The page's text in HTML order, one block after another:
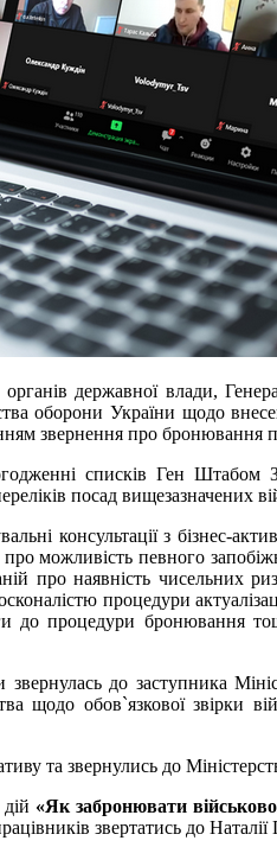
державної влади,
оборони України щодо
звернення про бронювання
списків Ген Штабом
посад
консультації з бізнес-
можливість певного
про наявність
процедури
до процедури бронювання
до заступника
щодо обов`язкової звірки
та звернулись до
«Як забронювати
звертатись до Наталії